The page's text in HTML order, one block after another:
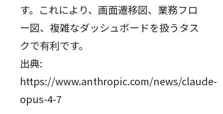
す。これにより、画面遷移図、業務フロ
ー図、複雑なダッシュボードを扱うタス
クで有利です。
出典:
https://www.anthropic.com/news/claude-
opus-4-7